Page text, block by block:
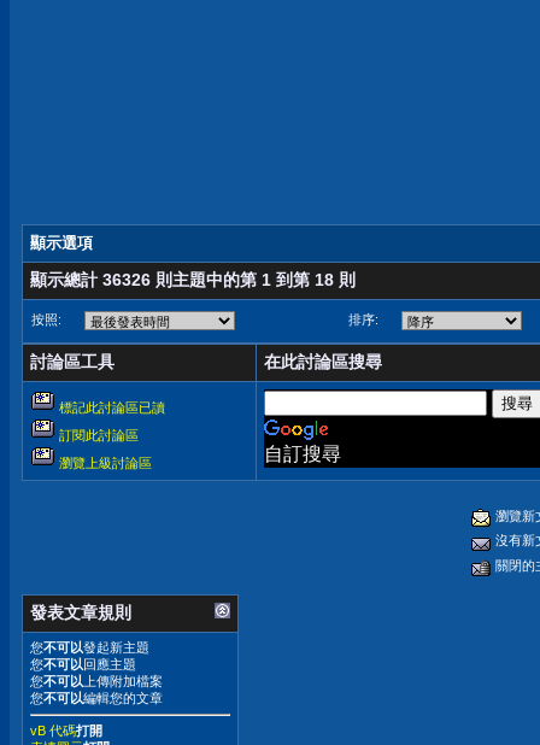
顯示選項
顯示總計 36326 則主題中的第 1 到第 18 則
按照: 排序:
討論區工具 在此討論區搜尋
標記此討論區已讀
訂閱此討論區
瀏覽上級討論區
自訂搜尋
瀏覽新
沒有新
關閉的
發表文章規則
您不可以發起新主題
您不可以回應主題
您不可以 上傳附加檔案
您不可以編輯您的文章
vB 代碼打開